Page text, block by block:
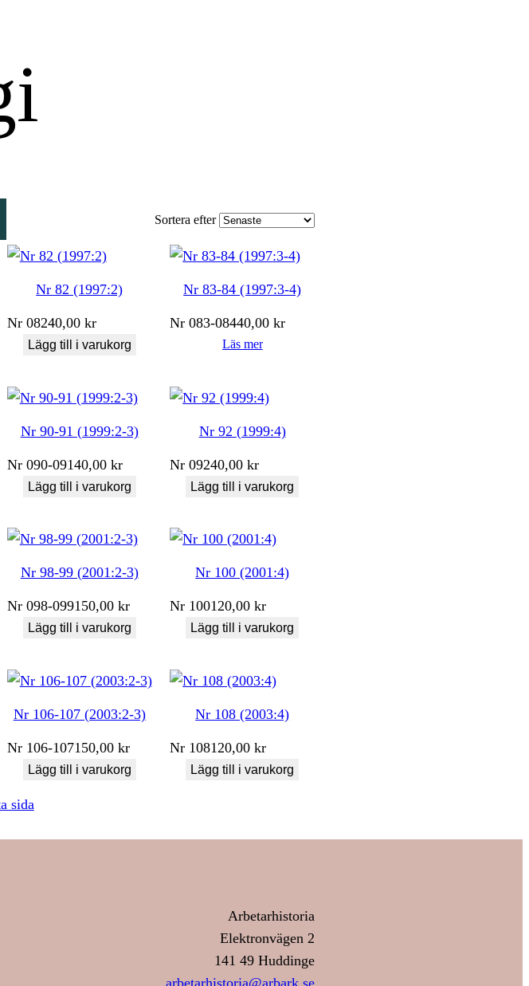
Sortera efter
Nr 82 (1997:2)
Nr 08240,00 kr
Lägg till i varukorg
Nr 83-84 (1997:3-4)
Nr 083-08440,00kr
Läs mer
Nr 90-91 (1999:2-3)
Nr 090-09140,00 kr
Lägg till i varukorg
Nr 92 (1999:4)
Nr 09240,00kr
Lägg till i varukorg
Nr 98-99 (2001:2-3)
Nr 098-099150,00 kr
Lägg till i varukorg
Nr 100 (2001:4)
Nr 100120,00kr
Lägg till i varukorg
Nr 106-107 (2003:2-3)
Nr 106-107150,00 kr
Lägg till i varukorg
Nr 108 (2003:4)
Nr 108120,00kr
Lägg till i varukorg
sida
Arbetarhistoria
Elektronvägen 2
141 49 Huddinge
arbetarhistoria@arbark.se